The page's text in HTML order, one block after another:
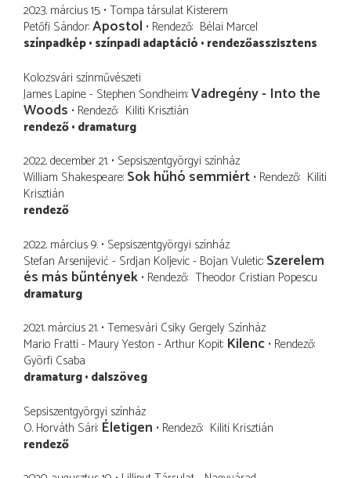
2023. március 15. Tompa társulat Kisterem
Petőfi Sándor Apostol Rendező Bélai Marcel
színpadkép színpadi adaptáció rendezőasszisztens
Kolozsvári színművészeti
James Lapine - Stephen Sondheim Vadregény - Into the
Woods Rendező Kiliti Krisztián
rendező dramaturg
2022. december 21. Sepsiszentgyörgyi színház
William Shakespeare Sok hűhó semmiért Rendező Kiliti
Krisztián
rendező
2022. március 9. Sepsiszentgyörgyi színház
Stefan Arsenijević - Srdjan Koljevic - Bojan Vuletic Szerelem
és más bűntények Rendező Theodor Cristian Popescu
dramaturg
2021. március 21. Temesvári Csiky Gergely Színház
Mario Fratti - Maury Yeston - Arthur Kopit Kilenc Rendező
Györfi Csaba
dramaturg dalszöveg
Sepsiszentgyörgyi színház
O. Horváth Sári Életigen Rendező Kiliti Krisztián
rendező